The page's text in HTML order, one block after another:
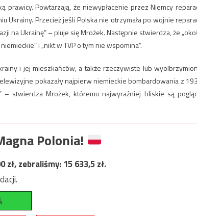
prawicy. Powtarzają, że niewypłacenie przez Niemcy
Ukrainy. Przecież jeśli Polska nie otrzymała po wojnie
na Ukrainę” – pluje się Mrożek. Następnie stwierdza, że
i „nikt w TVP o tym nie wspomina”.
i jej mieszkańców, a także rzeczywiste lub
pokazały najpierw niemieckie bombardowania z
stwierdza Mrożek, któremu najwyraźniej bliskie są
Polonia!
zł, zebraliśmy:15 633,5zł.